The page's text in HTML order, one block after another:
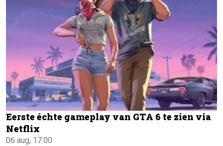
Eerste échte gameplay van GTA 6 te zien via
Netflix
06 aug, 17:00